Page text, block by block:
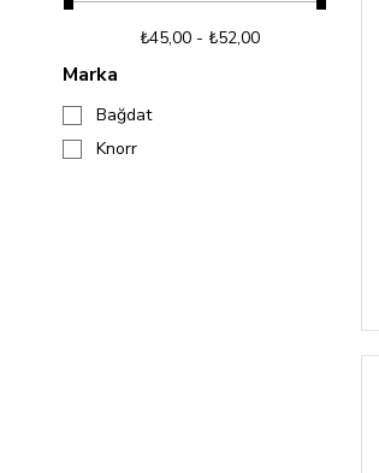
₺45,00 - ₺52,00
Marka
Bağdat
Knorr